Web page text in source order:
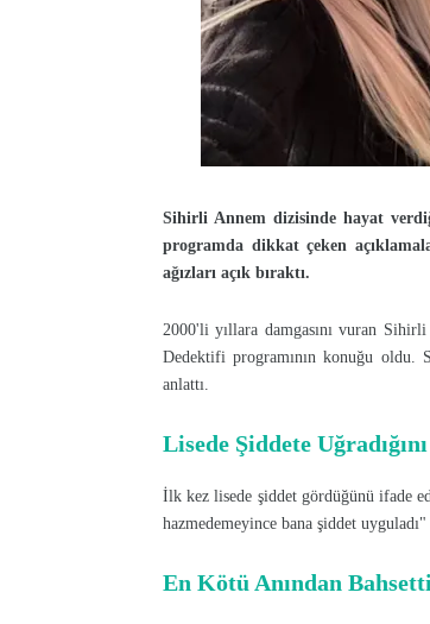
Sihirli Annem dizisinde hayat
programda dikkat çeken
ağızları açık bıraktı.
2000'li yıllara damgasını vuran
Dedektifi programının konuğu oldu.
anlattı.
Lisede Şiddete
İlk kez lisede şiddet gördüğünü ifade
hazmedemeyince bana şiddet uyguladı"
En Kötü Anından Bahsetti